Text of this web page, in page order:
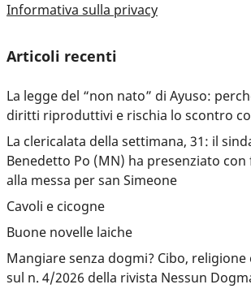
Informativa sulla privacy
Articoli recenti
La legge del “non nato” di Ayuso:
diritti riproduttivi e rischia lo scontro
La clericalata della settimana, 31: il
Benedetto Po (MN) ha presenziato
alla messa per san Simeone
Cavoli e cicogne
Buone novelle laiche
Mangiare senza dogmi? Cibo, religione
sul n. 4/2026 della rivista Nessun